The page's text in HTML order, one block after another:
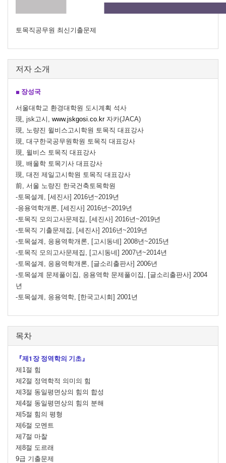
토목직공무원 최신기출문제
저자 소개
■ 장성국
서울대학교 환경대학원 도시계획 석사
現, jsk고시, www.jskgosi.co.kr자카(JACA)
現, 노량진 윌비스고시학원 토목직 대표강사
現, 대구한국공무원학원 토목직 대표강사
現, 윌비스 토목직 대표강사
現, 배울학 토목기사 대표강사
現, 대전 제일고시학원 토목직 대표강사
​前, 서울 노량진 한국건축토목학원
-토목설계, [세진사] 2016년~2019년
-응용역학개론, [세진사] 2016년~2019년
-토목직 모의고사문제집, [세진사] 2016년~2019년
-토목직 기출문제집, [세진사] 2016년~2019년
-토목설계, 응용역학개론, [고시동네] 2008년~2015년
-토목직 모의고사문제집, [고시동네] 2007년~2014년
-토목설계, 응용역학개론, [글소리출판사] 2006년
-토목설계 문제풀이집, 응용역학 문제풀이집, [글소리출판사] 2004
년
-토목설계, 응용역학, [한국고시회] 2001년
목차
『제1장 정역학의 기초』
제1절 힘
제2절 정역학적 의미의 힘
제3절 동일평면상의 힘의 합성
제4절 동일평면상의 힘의 분해
제5절 힘의 평형
제6절 모멘트
제7절 마찰
제8절 도르래
9급 기출문제